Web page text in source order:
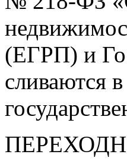
(ЕГРП) и
сливаются